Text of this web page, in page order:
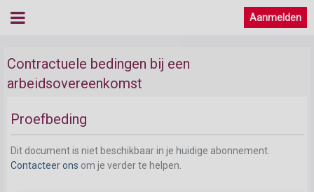
Aanmelden
Contractuele bedingen bij een
arbeidsovereenkomst
Proefbeding
Dit document is niet beschikbaar in je huidige abonnement.
Contacteer ons om je verder te helpen.